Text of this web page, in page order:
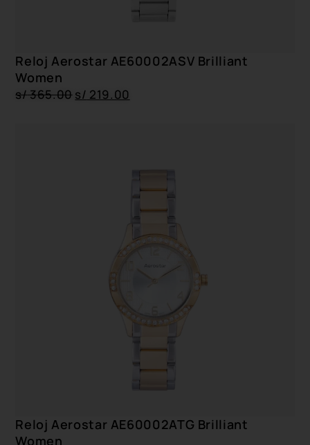
Reloj Aerostar AE60002ASV Brilliant
Women
s/365.00s/ 219.00
Reloj Aerostar AE60002ATG Brilliant
Women